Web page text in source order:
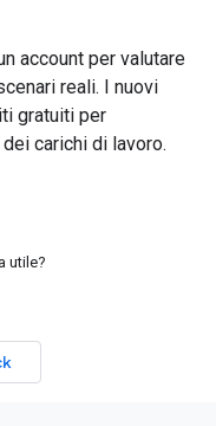
account per valutare
reali. I nuovi
gratuiti per
carichi di lavoro.
utile?